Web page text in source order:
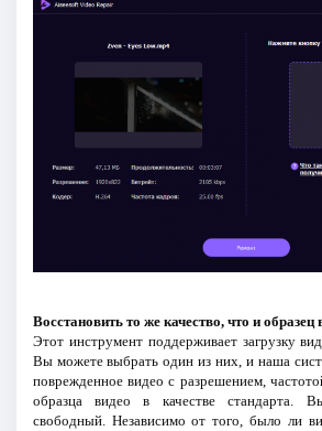
Восстановить то же качество, что и образец
Этот инструмент поддерживает загрузку
Вы можете выбрать один из них, и наша
поврежденное видео с разрешением,
образца видео в качестве стандарта.
свободный. Независимо от того, было ли